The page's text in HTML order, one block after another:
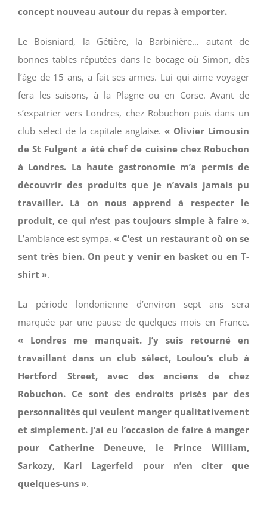
concept nouveau autour du repas à emporter.
Le Boisniard, la Gétière, la Barbinière… autant de
bonnes tables réputées dans le bocage où Simon, dès
l’âge de 15 ans, a fait ses armes. Lui qui aime voyager
fera les saisons, à la Plagne ou en Corse. Avant de
s’expatrier vers Londres, chez Robuchon puis dans un
club select de la capitale anglaise. « Olivier Limousin
de St Fulgent a été chef de cuisine chez Robuchon
à Londres. La haute gastronomie m’a permis de
découvrir des produits que je n’avais jamais pu
travailler. Là on nous apprend à respecter le
produit, ce qui n’est pas toujours simple à faire ».
L’ambiance est sympa. « C’est un restaurant où on se
sent très bien. On peut y venir en basket ou en T-
shirt ».
La période londonienne d’environ sept ans sera
marquée par une pause de quelques mois en France.
« Londres me manquait. J’y suis retourné en
travaillant dans un club sélect, Loulou’s club à
Hertford Street, avec des anciens de chez
Robuchon. Ce sont des endroits prisés par des
personnalités qui veulent manger qualitativement
et simplement. J’ai eu l’occasion de faire à manger
pour Catherine Deneuve, le Prince William,
Sarkozy, Karl Lagerfeld pour n’en citer que
quelques-uns ».